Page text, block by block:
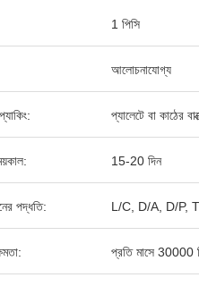
1 পিসি
আলোচনাযোগ্য
প্যালেটে বা কাঠের
15-20 দিন
পদ্ধতি: L/C, D/A, D/P, T/
প্রতি মাসে 30000